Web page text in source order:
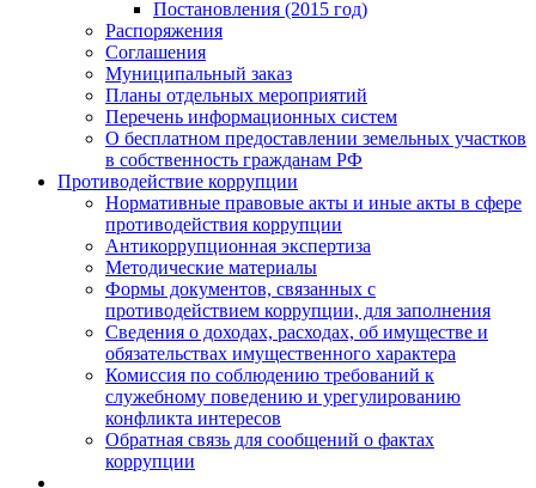
Постановления (2015 год)
Распоряжения
Соглашения
Муниципальный заказ
Планы отдельных мероприятий
Перечень информационных систем
О бесплатном предоставлении земельных участков
в собственность гражданам РФ
Противодействие коррупции
Нормативные правовые акты и иные акты в сфере
противодействия коррупции
Антикоррупционная экспертиза
Методические материалы
Формы документов, связанных с
противодействием коррупции, для заполнения
Сведения о доходах, расходах, об имуществе и
обязательствах имущественного характера
Комиссия по соблюдению требований к
служебному поведению и урегулированию
конфликта интересов
Обратная связь для сообщений о фактах
коррупции